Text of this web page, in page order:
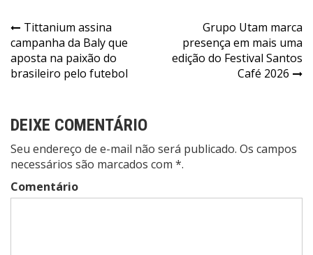
Navegação
de
Post
Tittanium assina
campanha da Baly que
aposta na paixão do
brasileiro pelo futebol
Grupo Utam marca
presença em mais uma
edição do Festival Santos
Café 2026
DEIXE COMENTÁRIO
Seu endereço de e-mail não será publicado. Os campos
necessários são marcados com *.
Comentário